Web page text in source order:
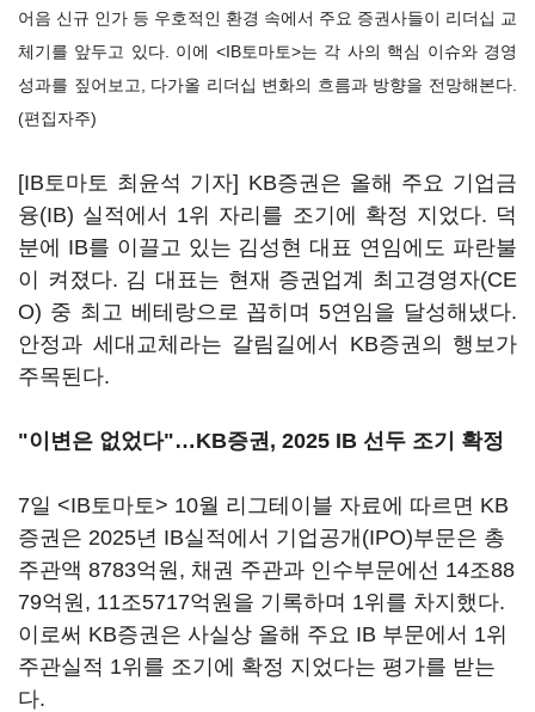
어음 신규 인가 등 우호적인 환경 속에서 주요 증권사들이 리더십 교
체기를 앞두고 있다. 이에 <IB토마토>는 각 사의 핵심 이슈와 경영
성과를 짚어보고, 다가올 리더십 변화의 흐름과 방향을 전망해본다.
(편집자주)
[IB토마토 최윤석 기자] KB증권은 올해 주요 기업금
융(IB) 실적에서 1위 자리를 조기에 확정 지었다. 덕
분에 IB를 이끌고 있는 김성현 대표 연임에도 파란불
이 켜졌다. 김 대표는 현재 증권업계 최고경영자(CE
O) 중 최고 베테랑으로 꼽히며 5연임을 달성해냈다.
안정과 세대교체라는 갈림길에서 KB증권의 행보가
주목된다.
"이변은 없었다"…KB증권, 2025 IB 선두 조기 확정
7일 <IB토마토> 10월 리그테이블 자료에 따르면 KB
증권은 2025년 IB실적에서 기업공개(IPO)부문은 총
주관액 8783억원, 채권 주관과 인수부문에선 14조88
79억원, 11조5717억원을 기록하며 1위를 차지했다.
이로써 KB증권은 사실상 올해 주요 IB 부문에서 1위
주관실적 1위를 조기에 확정 지었다는 평가를 받는
다.